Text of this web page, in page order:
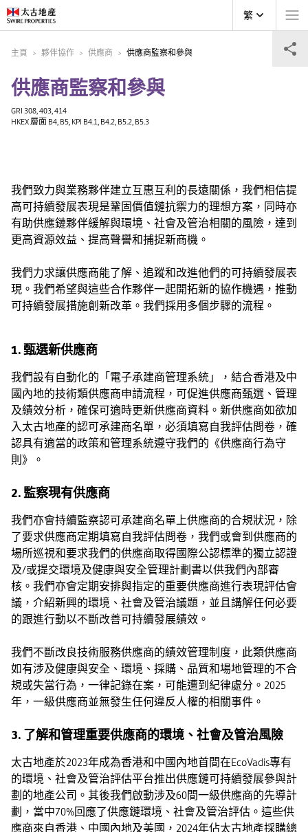
繁
主頁 夥伴協作 供應商 供應商監察和參與
供應商監察和參與
GRI 308, 403, 414
HKEX 層面 B4, B5, KPI B4.1, B4.2, B5.2, B5.3
我們致力與業務夥伴建立互惠互利的長遠關係，我們相信提
高可持續發展表現是鞏固價值鏈抗禦力的理想方案，同時亦
有助供應鏈夥伴緩解與環境、社會及管治相關的風險，達到
更高資源效益、提高聲譽和捕捉新商機。
我們力求讓供應商能了解、追蹤和改進他們的可持續發展表
現。我們希望與這些合作夥伴一起開拓新的協作機遇，推動
可持續發展措施創新改革。我們採用多個步驟的流程。
1. 甄選新供應商
我們設有自動化的「電子承建商管理系統」，結合香港及中
國內地的技術類供應商申請流程，可促進供應商甄選、管理
及績效分析，確保可適時更新供應商資料。新供應商如欲加
入太古地產的認可承建商名單，必須填寫自我評估問卷，確
認具有適當的政策和管理系統遵守我們的《供應商行為守
則》。
2. 監察現有供應商
我們亦會持續監察認可承建商名單上供應商的合規狀況，除
了要求供應商定期填寫自我評估問卷，我們或會到供應商的
場所巡視和要求我們的供應商取得國際公認標準的獨立認證
及/或提交環境及健康與安全管理計劃書以供我們內部審
核。我們亦會定期安排與指定的重要供應商進行表現評估會
議，介紹新興的環境、社會及管治議題，並且講解任何必要
的跟進行動以不斷改善可持續發展績效。
我們不斷改良技術服務供應商的績效管理制度，此類供應商
如有涉及健康與安全、環境、採購、品質和場地管理的不合
規或失當行為，一律記錄在案，可能遭到紀律處分。2025
年，一級供應商並無發生任何違反人權的相關事件。
3. 了解和管理重要供應商的環境、社會及管治風險
太古地產於2023年成為香港和中國內地首間在EcoVadis專有
的環境、社會及管治評估平台推出供應鏈可持續發展參與計
劃的地產公司。其後我們啟動涉及60間一級供應商的先導計
劃，當中70%回應了供應鏈環境、社會及管治評估。這些供
應商來自香港、中國內地及美國，2024年佔太古地產採購總